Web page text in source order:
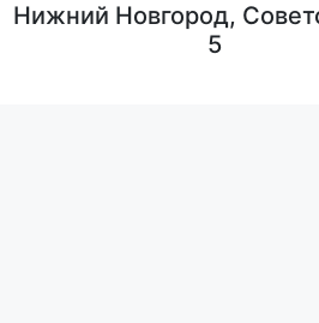
Нижний Новгород,
5